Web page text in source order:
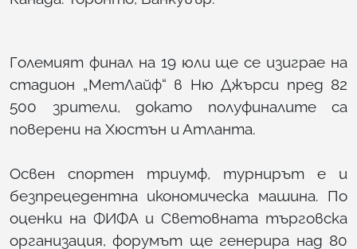
Големият финал на 19 юли ще се изиграе на
стадион „МетЛайф“ в Ню Джърси пред 82
500 зрители, докато полуфиналите са
поверени на Хюстън и Атланта.
Освен спортен триумф, турнирът е и
безпрецедентна икономическа машина. По
оценки на ФИФА и Световната търговска
организация, форумът ще генерира над 80